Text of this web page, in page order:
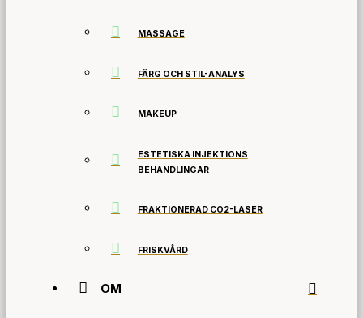
MASSAGE
FÄRG OCH STIL-ANALYS
MAKEUP
ESTETISKA INJEKTIONS
BEHANDLINGAR
FRAKTIONERAD CO2-LASER
FRISKVÅRD
OM